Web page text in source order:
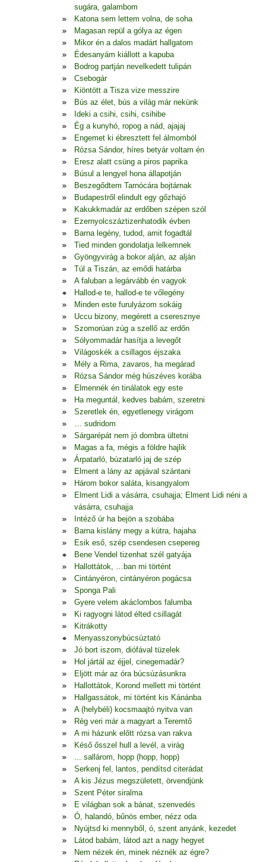
sugára, galambom
Katona sem lettem volna, de soha
Magasan repül a gólya az égen
Mikor én a dalos madárt hallgatom
Édesanyám kiállott a kapuba
Bodrog partján nevelkedett tulipán
Csebogár
Kiöntött a Tisza vize messzire
Bús az élet, bús a világ már nekünk
Ideki a csihi, csihi, csihibe
Ég a kunyhó, ropog a nád, ajajaj
Engemet ki ébresztett fel álmomból
Rózsa Sándor, híres betyár voltam én
Eresz alatt csüng a piros paprika
Búsul a lengyel hona állapotján
Beszegődtem Tarnócára bojtárnak
Budapestről elindult egy gőzhajó
Kakukkmadár az erdőben szépen szól
Ezernyolcszáztizenhatodik évben
Barna legény, tudod, amit fogadtál
Tied minden gondolatja lelkemnek
Gyöngyvirág a bokor alján, az alján
Túl a Tiszán, az emődi határba
A faluban a legárvább én vagyok
Hallod-e te, hallod-e te vőlegény
Minden este furulyázom sokáig
Uccu bizony, megérett a cseresznye
Szomorúan zúg a szellő az erdőn
Sólyommadár hasítja a levegőt
Világoskék a csillagos éjszaka
Mély a Rima, zavaros, ha megárad
Rózsa Sándor még húszéves korába
Elmennék én tinálatok egy este
Ha meguntál, kedves babám, szeretni
Szeretlek én, egyetlenegy virágom
… sudridom
Sárgarépát nem jó dombra ültetni
Magas a fa, mégis a földre hajlik
Árpatarló, búzatarló jaj de szép
Elment a lány az apjával szántani
Három bokor saláta, kisangyalom
Elment Lidi a vásárra, csuhajja; Elment Lidi néni a
vásárra, csuhajja
Intéző úr ha bejön a szobába
Barna kislány megy a kútra, hajaha
Esik eső, szép csendesen csepereg
Bene Vendel tizenhat szél gatyája
Hallottátok, …ban mi történt
Cintányéron, cintányéron pogácsa
Sponga Pali
Gyere velem akáclombos falumba
Ki ragyogni látod élted csillagát
Kitrákotty
Menyasszonybúcsúztató
Jó bort iszom, diófával tüzelek
Hol jártál az éjjel, cinegemadár?
Eljött már az óra búcsúzásunkra
Hallottátok, Korond mellett mi történt
Hallgassátok, mi történt kis Kánánba
A (helybéli) kocsmaajtó nyitva van
Rég veri már a magyart a Teremtő
A mi házunk előtt rózsa van rakva
Késő ősszel hull a levél, a virág
... sallárom, hopp (hopp, hopp)
Serkenj fel, lantos, pendítsd citerádat
A kis Jézus megszületett, örvendjünk
Szent Péter siralma
E világban sok a bánat, szenvedés
Ó, halandó, bűnös ember, nézz oda
Nyújtsd ki mennyből, ó, szent anyánk, kezedet
Látod babám, látod azt a nagy hegyet
Nem nézek én, minek néznék az égre?